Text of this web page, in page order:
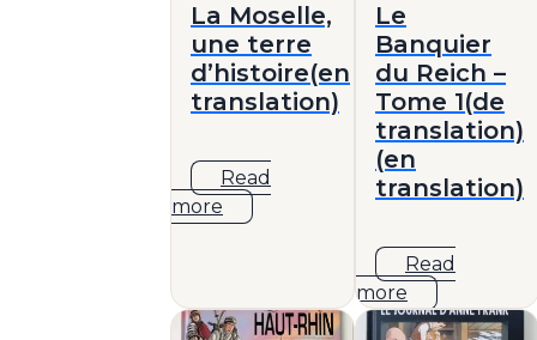
La Moselle,
une terre
d’histoire(en
translation)
Read
more
Le
Banquier
du Reich –
Tome 1(de
translation)
(en
translation)
Read
more